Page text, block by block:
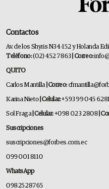
Contactos
Av. de los Shyris N34-152 y Holanda
Teléfono:(02) 452 7863 | Correo:
QUITO
Carlos Mantilla | Correo:
Karina Nieto | Celular:+593 99 045
Sol Fraga| Celular:+098 023 2808 |
Suscripciones
suscripciones@forbes.com.ec
099 001 8110
WhatsApp
0982528765